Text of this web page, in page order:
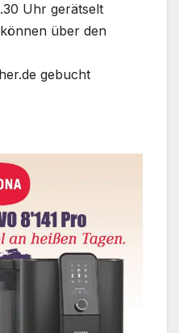
Uhr gerätselt
über den
gebucht